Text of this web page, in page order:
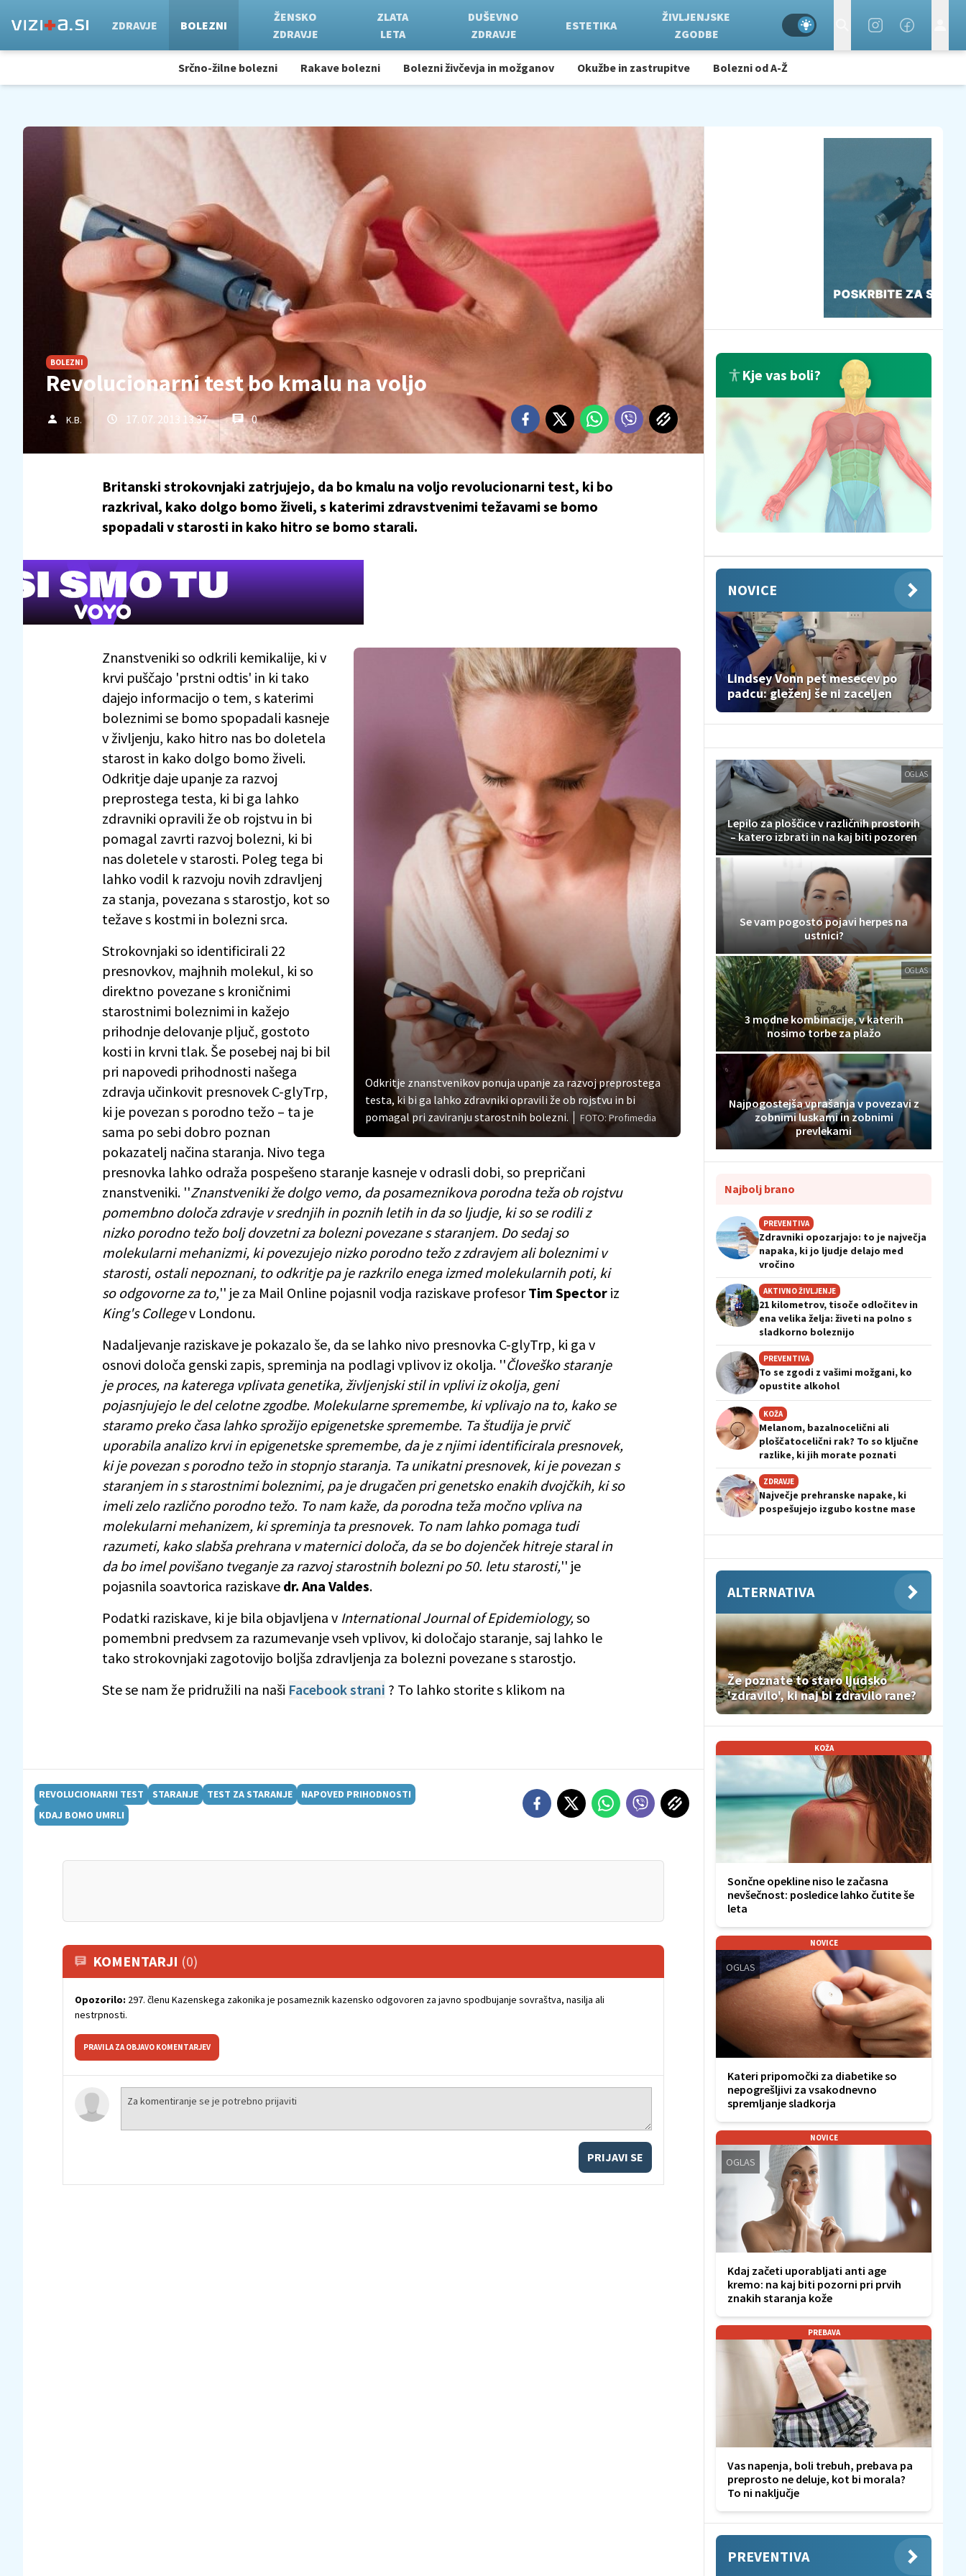
ZDRAVJE BOLEZNI
ŽENSKO
ZDRAVJE
ZLATA
LETA
DUŠEVNO
ZDRAVJE
ESTETIKA
ŽIVLJENJSKE
ZGODBE
Srčno-žilne bolezni Rakave bolezni Bolezni živčevja in možganov Okužbe in zastrupitve Bolezni od A-Ž
BOLEZNI
Revolucionarni test bo kmalu na voljo
K.B. 17. 07. 2013 13.37 0
Britanski strokovnjaki zatrjujejo, da bo kmalu na voljo revolucionarni test, ki bo
razkrival, kako dolgo bomo živeli, s katerimi zdravstvenimi težavami se bomo
spopadali v starosti in kako hitro se bomo starali.
Odkritje znanstvenikov ponuja upanje za razvoj preprostega
testa, ki bi ga lahko zdravniki opravili že ob rojstvu in bi
pomagal pri zaviranju starostnih bolezni.
FOTO: Profimedia
Znanstveniki so odkrili kemikalije, ki v
krvi puščajo 'prstni odtis' in ki tako
dajejo informacijo o tem, s katerimi
boleznimi se bomo spopadali kasneje
v življenju, kako hitro nas bo doletela
starost in kako dolgo bomo živeli.
Odkritje daje upanje za razvoj
preprostega testa, ki bi ga lahko
zdravniki opravili že ob rojstvu in bi
pomagal zavrti razvoj bolezni, ki bi
nas doletele v starosti. Poleg tega bi
lahko vodil k razvoju novih zdravljenj
za stanja, povezana s starostjo, kot so
težave s kostmi in bolezni srca.
Strokovnjaki so identificirali 22
presnovkov, majhnih molekul, ki so
direktno povezane s kroničnimi
starostnimi boleznimi in kažejo
prihodnje delovanje pljuč, gostoto
kosti in krvni tlak. Še posebej naj bi bil
pri napovedi prihodnosti našega
zdravja učinkovit presnovek C-glyTrp,
ki je povezan s porodno težo – ta je
sama po sebi dobro poznan
pokazatelj načina staranja. Nivo tega
presnovka lahko odraža pospešeno staranje kasneje v odrasli dobi, so prepričani
znanstveniki. ''Znanstveniki že dolgo vemo, da posameznikova porodna teža ob rojstvu
pomembno določa zdravje v srednjih in poznih letih in da so ljudje, ki so se rodili z
nizko porodno težo bolj dovzetni za bolezni povezane s staranjem. Do sedaj so
molekularni mehanizmi, ki povezujejo nizko porodno težo z zdravjem ali boleznimi v
starosti, ostali nepoznani, to odkritje pa je razkrilo enega izmed molekularnih poti, ki
so odgovorne za to,'' je za Mail Online pojasnil vodja raziskave profesorTim Spector iz
King's Collegev Londonu.
Nadaljevanje raziskave je pokazalo še, da se lahko nivo presnovka C-glyTrp, ki ga v
osnovi določa genski zapis, spreminja na podlagi vplivov iz okolja. ''Človeško staranje
je proces, na katerega vplivata genetika, življenjski stil in vplivi iz okolja, geni
pojasnjujejo le del celotne zgodbe. Molekularne spremembe, ki vplivajo na to, kako se
staramo preko časa lahko sprožijo epigenetske spremembe. Ta študija je prvič
uporabila analizo krvi in epigenetske spremembe, da je z njimi identificirala presnovek,
ki je povezan s porodno težo in stopnjo staranja. Ta unikatni presnovek, ki je povezan s
staranjem in s starostnimi boleznimi, pa je drugačen pri genetsko enakih dvojčkih, ki so
imeli zelo različno porodno težo. To nam kaže, da porodna teža močno vpliva na
molekularni mehanizem, ki spreminja ta presnovek. To nam lahko pomaga tudi
razumeti, kako slabša prehrana v maternici določa, da se bo dojenček hitreje staral in
da bo imel povišano tveganje za razvoj starostnih bolezni po 50. letu starosti,'' je
pojasnila soavtorica raziskave dr. Ana Valdes.
Podatki raziskave, ki je bila objavljena v International Journal of Epidemiology, so
pomembni predvsem za razumevanje vseh vplivov, ki določajo staranje, saj lahko le
tako strokovnjaki zagotovijo boljša zdravljenja za bolezni povezane s starostjo.
Ste se nam že pridružili na naši Facebook strani ? To lahko storite s klikom na
REVOLUCIONARNI TEST STARANJE TEST ZA STARANJE
NAPOVED PRIHODNOSTI
KDAJ BOMO UMRLI
KOMENTARJI (0)
Opozorilo: 297. členu Kazenskega zakonika je posameznik kazensko odgovoren za javno spodbujanje sovraštva, nasilja ali
nestrpnosti.
PRAVILA ZA OBJAVO KOMENTARJEV
PRIJAVI SE
Kje vas boli?
NOVICE
Lindsey Vonn pet mesecev po
padcu: gleženj še ni zaceljen
OGLAS
Lepilo za ploščice v različnih prostorih
– katero izbrati in na kaj biti pozoren
Se vam pogosto pojavi herpes na
ustnici?
OGLAS
3 modne kombinacije, v katerih
nosimo torbe za plažo
Najpogostejša vprašanja v povezavi z
zobnimi luskami in zobnimi
prevlekami
Najbolj brano
PREVENTIVA
Zdravniki opozarjajo: to je največja
napaka, ki jo ljudje delajo med
vročino
AKTIVNO ŽIVLJENJE
21 kilometrov, tisoče odločitev in
ena velika želja: živeti na polno s
sladkorno boleznijo
PREVENTIVA
To se zgodi z vašimi možgani, ko
opustite alkohol
KOŽA
Melanom, bazalnocelični ali
ploščatocelični rak? To so ključne
razlike, ki jih morate poznati
ZDRAVJE
Največje prehranske napake, ki
pospešujejo izgubo kostne mase
ALTERNATIVA
Že poznate to staro ljudsko
'zdravilo', ki naj bi zdravilo rane?
KOŽA
Sončne opekline niso le začasna
nevšečnost: posledice lahko čutite še
leta
NOVICE
OGLAS
Kateri pripomočki za diabetike so
nepogrešljivi za vsakodnevno
spremljanje sladkorja
NOVICE
OGLAS
Kdaj začeti uporabljati anti age
kremo: na kaj biti pozorni pri prvih
znakih staranja kože
PREBAVA
Vas napenja, boli trebuh, prebava pa
preprosto ne deluje, kot bi morala?
To ni naključje
PREVENTIVA